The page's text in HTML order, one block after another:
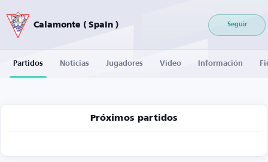
Calamonte ( Spain ) Seguir
Partidos Noticias Jugadores Vídeo Información
Próximos partidos